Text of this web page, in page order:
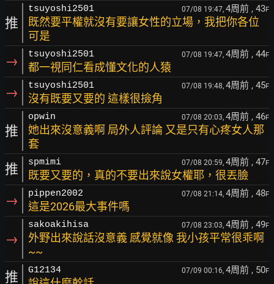
推
tsuyoshi2501 07/08 19:47, 4周前 , 43F
既然要平權就沒有要讓女性的立場，我把你各位
可是
→ tsuyoshi2501 07/08 19:47, 4周前 , 44F
都一視同仁看成懂文化的人猿
→ tsuyoshi2501 07/08 19:48, 4周前 , 45F
沒有既要又要的 這樣很撿角
推
opwin 07/08 20:03, 4周前 , 46F
她出來沒意義啊 局外人評論 又是只有心疼女人那
套
推 spmimi 07/08 20:59, 4周前 , 47F
既要又要的，真的不要出來說女權耶，很丟臉
→ pippen2002 07/08 21:14, 4周前 , 48F
這是2026最大事件嗎
→
sakoakihisa 07/08 23:03, 4周前 , 49F
外野出來說話沒意義 感覺就像 我小孩平常很乖啊
~~
推 G12134 07/09 00:16, 4周前 , 50F